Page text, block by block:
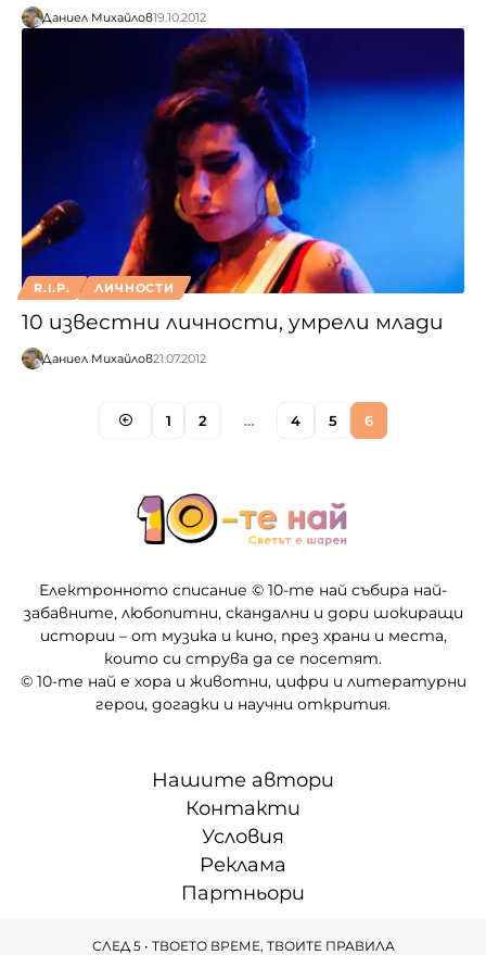
Даниел Михайлов19.10.2012
R.I.P. ЛИЧНОСТИ
10 известни личности, умрели млади
Даниел Михайлов21.07.2012
1 2 … 4 5 6
Електронното списание © 10-те най събира най-
забавните, любопитни, скандални и дори шокиращи
истории – от музика и кино, през храни и места,
които си струва да се посетят.
© 10-те най е хора и животни, цифри и литературни
герои, догадки и научни открития.
Нашите автори
Контакти
Условия
Реклама
Партньори
СЛЕД 5 • ТВОЕТО ВРЕМЕ, ТВОИТЕ ПРАВИЛА